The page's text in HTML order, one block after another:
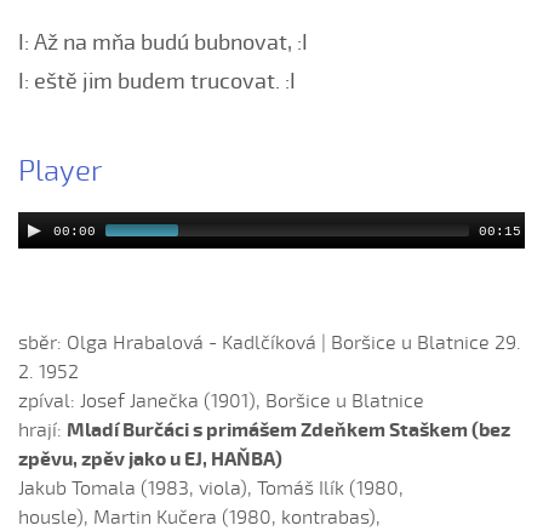
Bars su já hrnčířův syn
Bílá růža rozkvétala (Alena Mimochodková, 2006)
Černé oči, černé
Červená růžičko (Petra Obdržálková, 2010)
Červené jablúčko...
Chodila...
Chodiła Anička...
Chodila po roli...
Chodily dvě panny...
I: Až na mňa budú bubnovat, :I
I: eště jim budem trucovat. :I
Player
00:00 00:15
sběr: Olga Hrabalová - Kadlčíková | Boršice u Blatnice 29.
2. 1952
zpíval: Josef Janečka (1901), Boršice u Blatnice
hrají: Mladí Burčáci s primášem Zdeňkem Staškem (bez
zpěvu, zpěv jako u EJ, HAŇBA)
Jakub Tomala (1983, viola), Tomáš Ilík (1980,
housle), Martin Kučera (1980, kontrabas),